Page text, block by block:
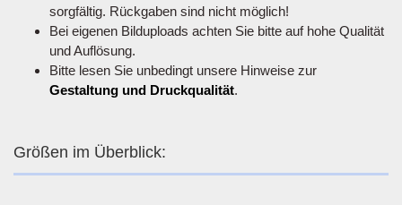
sorgfältig. Rückgaben sind nicht möglich!
Bei eigenen Bilduploads achten Sie bitte auf hohe Qualität
und Auflösung.
Bitte lesen Sie unbedingt unsere Hinweise zur
Gestaltung und Druckqualität.
Größen im Überblick: